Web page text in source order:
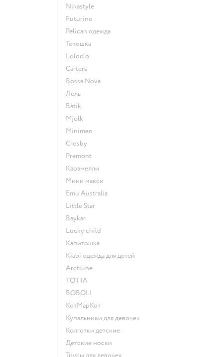
Nikastyle
Futurino
Pelican одежда
Тотошка
Loloclo
Сarters
Bossa Nova
Лель
Batik
Mjolk
Minimen
Crosby
Premont
Карамелли
Мини макси
Emu Australia
Little Star
Baykar
Lucky child
Капитошка
Kiabi одежда для детей
Arctiline
ТОТТА
BOBOLI
КотМарКот
Купальники для девочек
Колготки детские
Детские носки
Трусы для девочек